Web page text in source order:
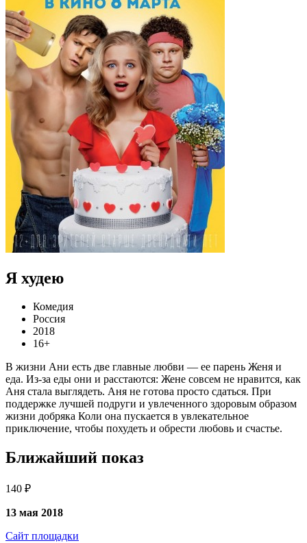
Я худею
Комедия
Россия
2018
16+
В жизни Ани есть две главные любви — ее парень Женя и
еда. Из-за еды они и расстаются: Жене совсем не нравится, как
Аня стала выглядеть. Аня не готова просто сдаться. При
поддержке лучшей подруги и увлеченного здоровым образом
жизни добряка Коли она пускается в увлекательное
приключение, чтобы похудеть и обрести любовь и счастье.
Ближайший показ
140 ₽
13 мая 2018
Сайт площадки